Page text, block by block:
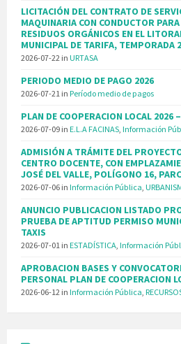
LICITACIÓN DEL CONTRATO DE
MAQUINARIA CON CONDUCTOR
RESIDUOS ORGÁNICOS EN EL
MUNICIPAL DE TARIFA, TEMPORADA
2026-07-22 in URTASA
PERIODO MEDIO DE PAGO 2026
2026-07-21 in Período medio de pagos
PLAN DE COOPERACION LOCAL 2026
2026-07-09 in E.L.A FACINAS, Información
ADMISIÓN A TRÁMITE DEL
CENTRO DOCENTE, CON
JOSÉ DEL VALLE, POLÍGONO 16,
2026-07-06 in Información Pública,
ANUNCIO PUBLICACION LISTADO
PRUEBA DE APTITUD PERMISO
TAXIS
2026-07-01 in ESTADÍSTICA, Información
APROBACION BASES Y
PERSONAL PLAN DE COOPERACION
2026-06-12 in Información Pública,